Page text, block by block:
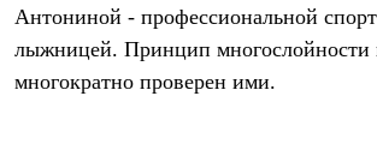
Брюки
Софтшелл одежда
Куртки
Брюки
Антониной - профессиональной
лыжницей. Принцип многослойности
многократно проверен ими.